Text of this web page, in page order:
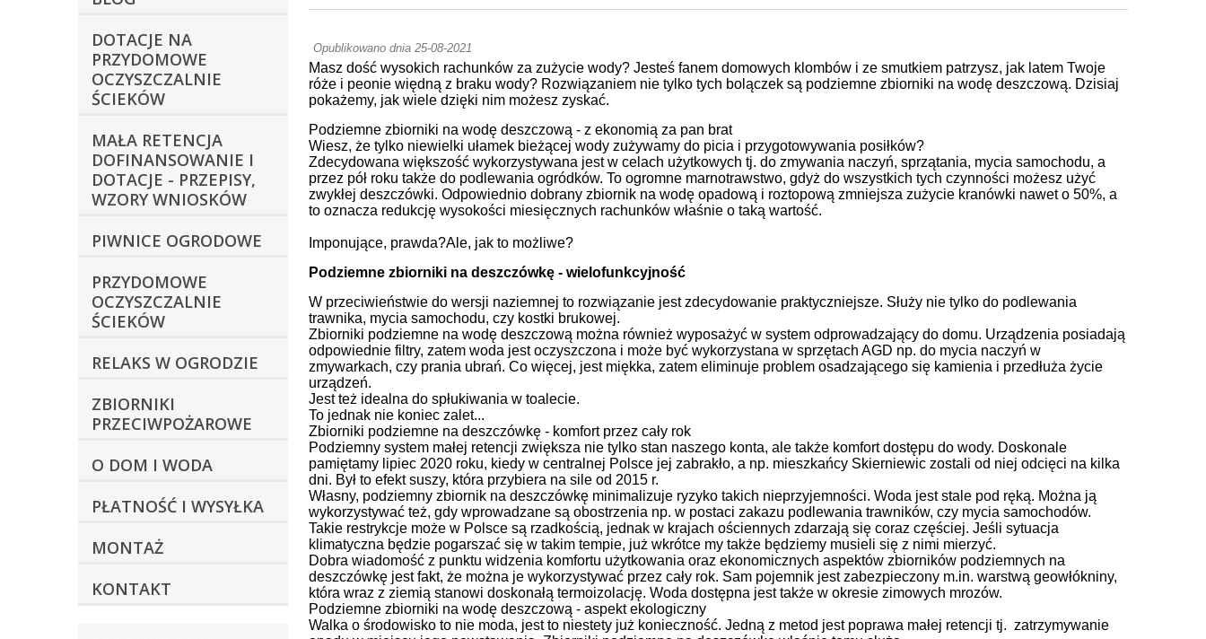
DOTACJE NA
PRZYDOMOWE
OCZYSZCZALNIE
ŚCIEKÓW
MAŁA RETENCJA
DOFINANSOWANIE I
DOTACJE - PRZEPISY,
WZORY WNIOSKÓW
PIWNICE OGRODOWE
PRZYDOMOWE
OCZYSZCZALNIE
ŚCIEKÓW
RELAKS W OGRODZIE
ZBIORNIKI
PRZECIWPOŻAROWE
O DOM I WODA
PŁATNOŚĆ I WYSYŁKA
MONTAŻ
KONTAKT
Opublikowano dnia 25-08-2021
Masz dość wysokich rachunków za zużycie wody? Jesteś fanem domowych klombów i ze smutkiem patrzysz, jak latem Twoje
róże i peonie więdną z braku wody? Rozwiązaniem nie tylko tych bolączek są podziemne zbiorniki na wodę deszczową. Dzisiaj
pokażemy, jak wiele dzięki nim możesz zyskać.
Podziemne zbiorniki na wodę deszczową - z ekonomią za pan brat
Wiesz, że tylko niewielki ułamek bieżącej wody zużywamy do picia i przygotowywania posiłków?
Zdecydowana większość wykorzystywana jest w celach użytkowych tj. do zmywania naczyń, sprzątania, mycia samochodu, a
przez pół roku także do podlewania ogródków. To ogromne marnotrawstwo, gdyż do wszystkich tych czynności możesz użyć
zwykłej deszczówki. Odpowiednio dobrany zbiornik na wodę opadową i roztopową zmniejsza zużycie kranówki nawet o 50%, a
to oznacza redukcję wysokości miesięcznych rachunków właśnie o taką wartość.
Imponujące, prawda?Ale, jak to możliwe?
Podziemne zbiorniki na deszczówkę - wielofunkcyjność
W przeciwieństwie do wersji naziemnej to rozwiązanie jest zdecydowanie praktyczniejsze. Służy nie tylko do podlewania
trawnika, mycia samochodu, czy kostki brukowej.
Zbiorniki podziemne na wodę deszczową można również wyposażyć w system odprowadzający do domu. Urządzenia posiadają
odpowiednie filtry, zatem woda jest oczyszczona i może być wykorzystana w sprzętach AGD np. do mycia naczyń w
zmywarkach, czy prania ubrań. Co więcej, jest miękka, zatem eliminuje problem osadzającego się kamienia i przedłuża życie
urządzeń.
Jest też idealna do spłukiwania w toalecie.
To jednak nie koniec zalet...
Zbiorniki podziemne na deszczówkę - komfort przez cały rok
Podziemny system małej retencji zwiększa nie tylko stan naszego konta, ale także komfort dostępu do wody. Doskonale
pamiętamy lipiec 2020 roku, kiedy w centralnej Polsce jej zabrakło, a np. mieszkańcy Skierniewic zostali od niej odcięci na kilka
dni. Był to efekt suszy, która przybiera na sile od 2015 r.
Własny, podziemny zbiornik na deszczówkę minimalizuje ryzyko takich nieprzyjemności. Woda jest stale pod ręką. Można ją
wykorzystywać też, gdy wprowadzane są obostrzenia np. w postaci zakazu podlewania trawników, czy mycia samochodów.
Takie restrykcje może w Polsce są rzadkością, jednak w krajach ościennych zdarzają się coraz częściej. Jeśli sytuacja
klimatyczna będzie pogarszać się w takim tempie, już wkrótce my także będziemy musieli się z nimi mierzyć.
Dobra wiadomość z punktu widzenia komfortu użytkowania oraz ekonomicznych aspektów zbiorników podziemnych na
deszczówkę jest fakt, że można je wykorzystywać przez cały rok. Sam pojemnik jest zabezpieczony m.in. warstwą geowłókniny,
która wraz z ziemią stanowi doskonałą termoizolację. Woda dostępna jest także w okresie zimowych mrozów.
Podziemne zbiorniki na wodę deszczową - aspekt ekologiczny
Walka o środowisko to nie moda, jest to niestety już konieczność. Jedną z metod jest poprawa małej retencji tj. zatrzymywanie